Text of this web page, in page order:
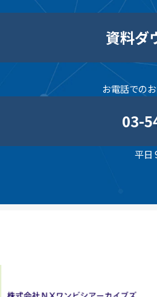
資料ダ
お電話での
03-
平日